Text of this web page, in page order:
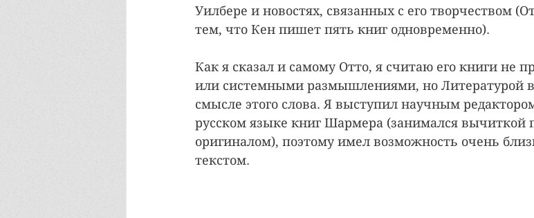
Уилбере и новостях, связанных с его творчеством
тем, что Кен пишет пять книг одновременно).
Как я сказал и самому Отто, я считаю его книги не
или системными размышлениями, но Литературой
смысле этого слова. Я выступил научным
русском языке книг Шармера (занимался вычиткой
оригиналом), поэтому имел возможность очень
текстом.